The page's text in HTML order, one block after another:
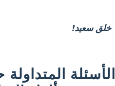
خلق سعيد!
الأسئلة